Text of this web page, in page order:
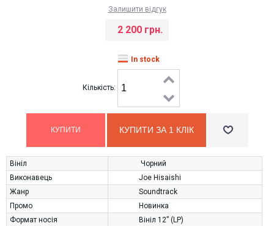
Залишити відгук
2 200 грн.
In stock
Кількість:
КУПИТИ ЗА 1 КЛIК
Вініл
Чорний
Виконавець
Joe Hisaishi
Жанр
Soundtrack
Промо
Новинка
Формат носія
Вініл 12” (LP)